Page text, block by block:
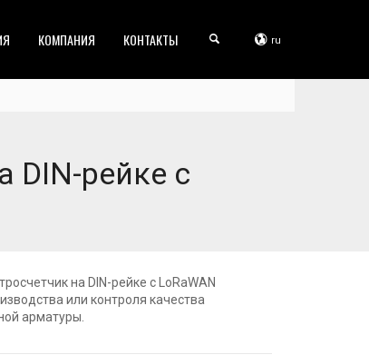
КОМПАНИЯ КОНТАКТЫ ru
DIN-рейке с
на DIN-рейке с LoRaWAN
или контроля качества
арматуры.